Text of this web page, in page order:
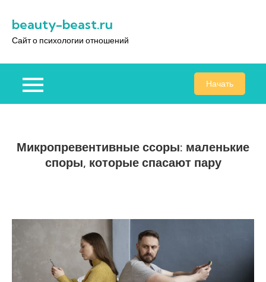
содержимому
beauty-beast.ru
Сайт о психологии отношений
Начать
Микропревентивные ссоры: маленькие
споры, которые спасают пару